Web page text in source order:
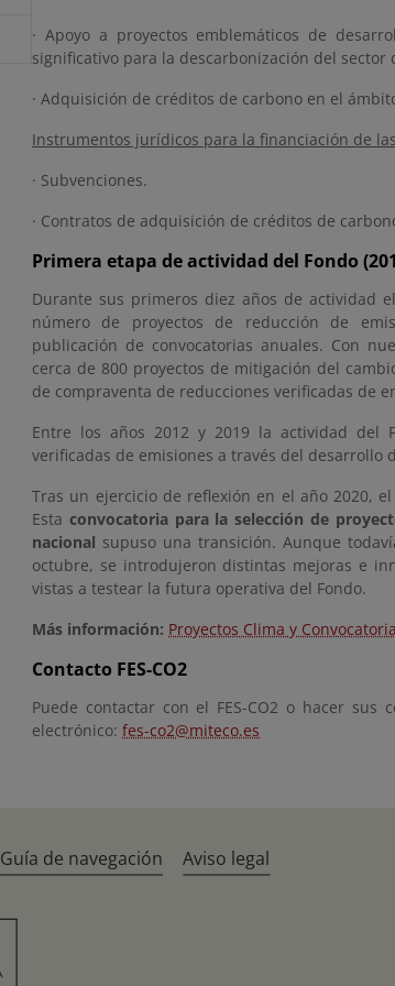
· Apoyo a proyectos emblemáticos de
significativo para la descarbonización del
· Adquisición de créditos de carbono en el
Instrumentos jurídicos para la financiación de
· Subvenciones.
· Contratos de adquisición de créditos de
Primera etapa de actividad del Fondo
Durante sus primeros diez años de actividad
número de proyectos de reducción de
publicación de convocatorias anuales. Con
cerca de 800 proyectos de mitigación del
de compraventa de reducciones verificadas de
Entre los años 2012 y 2019 la actividad del
verificadas de emisiones a través del desarrollo
Tras un ejercicio de reflexión en el año 2020,
Esta convocatoria para la selección de
nacional supuso una transición. Aunque
octubre, se introdujeron distintas mejoras e
vistas a testear la futura operativa del Fondo.
Más información: Proyectos Clima y
Contacto FES-CO2
Puede contactar con el FES-CO2 o hacer
electrónico: fes-co2@miteco.es
Guía de navegación Aviso legal